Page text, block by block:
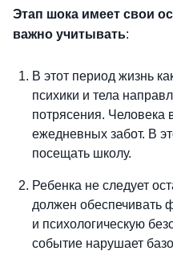
Этап шока имеет свои
важно учитывать:
В этот период жизнь
психики и тела
потрясения. Человека
ежедневных забот. В
посещать школу.
Ребенка не следует
должен обеспечивать
и психологическую
событие нарушает